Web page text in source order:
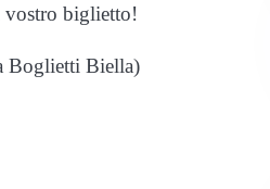
vostro biglietto!
Boglietti Biella)